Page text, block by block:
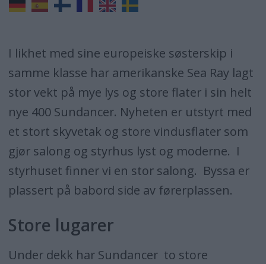
I likhet med sine europeiske søsterskip i
samme klasse har amerikanske Sea Ray lagt
stor vekt på mye lys og store flater i sin helt
nye 400 Sundancer. Nyheten er utstyrt med
et stort skyvetak og store vindusflater som
gjør salong og styrhus lyst og moderne. I
styrhuset finner vi en stor salong. Byssa er
plassert på babord side av førerplassen.
Store lugarer
Under dekk har Sundancer to store